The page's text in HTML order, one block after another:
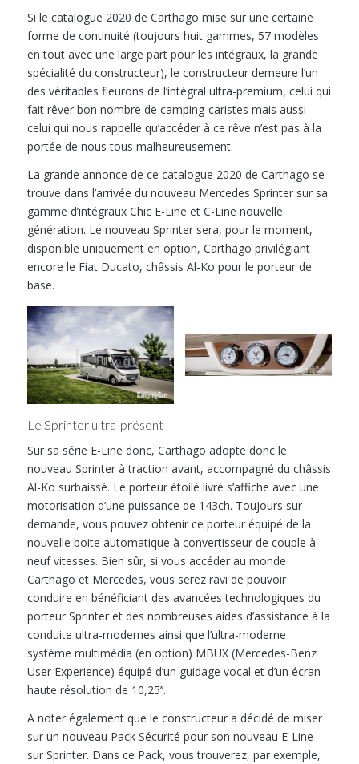
Si le catalogue 2020 de Carthago mise sur une certaine
forme de continuité (toujours huit gammes, 57 modèles
en tout avec une large part pour les intégraux, la grande
spécialité du constructeur), le constructeur demeure l’un
des véritables fleurons de l’intégral ultra-premium, celui qui
fait rêver bon nombre de camping-caristes mais aussi
celui qui nous rappelle qu’accéder à ce rêve n’est pas à la
portée de nous tous malheureusement.
La grande annonce de ce catalogue 2020 de Carthago se
trouve dans l’arrivée du nouveau Mercedes Sprinter sur sa
gamme d’intégraux Chic E-Line et C-Line nouvelle
génération. Le nouveau Sprinter sera, pour le moment,
disponible uniquement en option, Carthago privilégiant
encore le Fiat Ducato, châssis Al-Ko pour le porteur de
base.
Le Sprinter ultra-présent
Sur sa série E-Line donc, Carthago adopte donc le
nouveau Sprinter à traction avant, accompagné du châssis
Al-Ko surbaissé. Le porteur étoilé livré s’affiche avec une
motorisation d’une puissance de 143ch. Toujours sur
demande, vous pouvez obtenir ce porteur équipé de la
nouvelle boite automatique à convertisseur de couple à
neuf vitesses. Bien sûr, si vous accéder au monde
Carthago et Mercedes, vous serez ravi de pouvoir
conduire en bénéficiant des avancées technologiques du
porteur Sprinter et des nombreuses aides d’assistance à la
conduite ultra-modernes ainsi que l’ultra-moderne
système multimédia (en option) MBUX (Mercedes-Benz
User Experience) équipé d’un guidage vocal et d’un écran
haute résolution de 10,25’’.
A noter également que le constructeur a décidé de miser
sur un nouveau Pack Sécurité pour son nouveau E-Line
sur Sprinter. Dans ce Pack, vous trouverez, par exemple,